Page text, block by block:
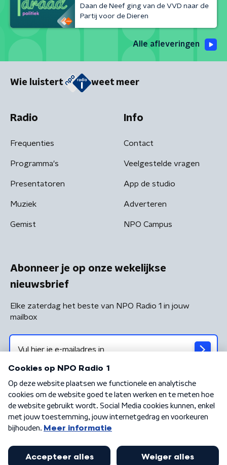
Daan de Neef ging van de VVD naar de
Partij voor de Dieren
Alle afleveringen
Wie luistert weet meer
Radio
Frequenties
Programma's
Presentatoren
Muziek
Gemist
Info
Contact
Veelgestelde vragen
App de studio
Adverteren
NPO Campus
Abonneer je op onze wekelijkse
nieuwsbrief
Elke zaterdag het beste van NPO Radio 1 in jouw
mailbox
Algemene voorwaarden